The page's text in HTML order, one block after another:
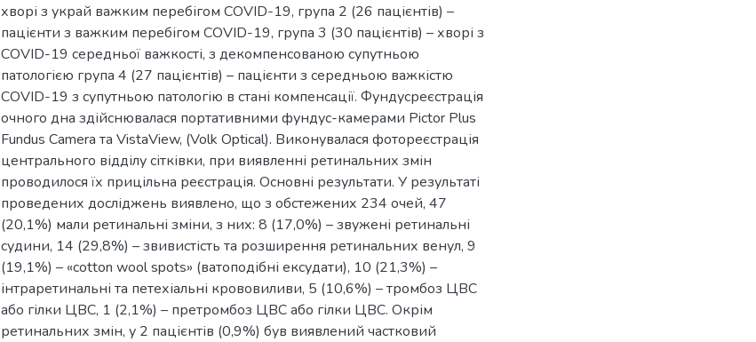
хворі з украй важким перебігом COVID-19, група 2 (26 пацієнтів) –
пацієнти з важким перебігом COVID-19, група 3 (30 пацієнтів) – хворі з
COVID-19 середньої важкості, з декомпенсованою супутньою
патологією група 4 (27 пацієнтів) – пацієнти з середньою важкістю
COVID-19 з супутньою патологію в стані компенсації. Фундусреєстрація
очного дна здійснювалася портативними фундус-камерами Pictor Plus
Fundus Camera та VistaView, (Volk Optical). Виконувалася фотореєстрація
центрального відділу сітківки, при виявленні ретинальних змін
проводилося їх прицільна реєстрація. Основні результати. У результаті
проведених досліджень виявлено, що з обстежених 234 очей, 47
(20,1%) мали ретинальні зміни, з них: 8 (17,0%) – звужені ретинальні
судини, 14 (29,8%) – звивистість та розширення ретинальних венул, 9
(19,1%) – «cotton wool spots» (ватоподібні ексудати), 10 (21,3%) –
інтраретинальні та петехіальні крововиливи, 5 (10,6%) – тромбоз ЦВС
або гілки ЦВС, 1 (2,1%) – претромбоз ЦВС або гілки ЦВС. Окрім
ретинальних змін, у 2 пацієнтів (0,9%) був виявлений частковий